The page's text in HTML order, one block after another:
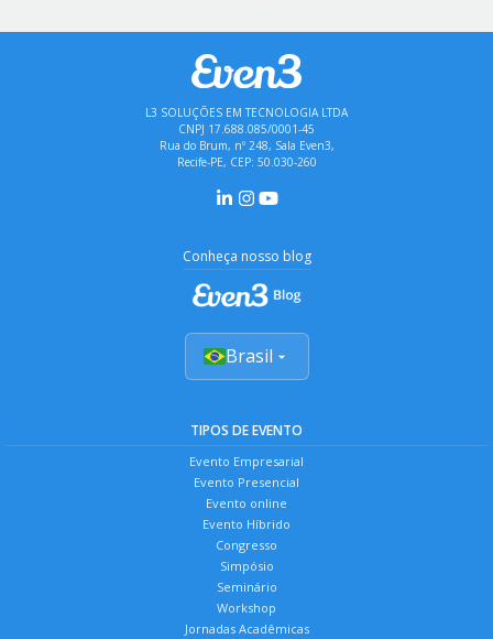
L3 SOLUÇÕES EM TECNOLOGIA LTDA
CNPJ 17.688.085/0001-45
Rua do Brum, nº 248, Sala Even3,
Recife-PE, CEP: 50.030-260
Conheça nosso blog
Brasil
TIPOS DE EVENTO
Evento Empresarial
Evento Presencial
Evento online
Evento Híbrido
Congresso
Simpósio
Seminário
Workshop
Jornadas Acadêmicas